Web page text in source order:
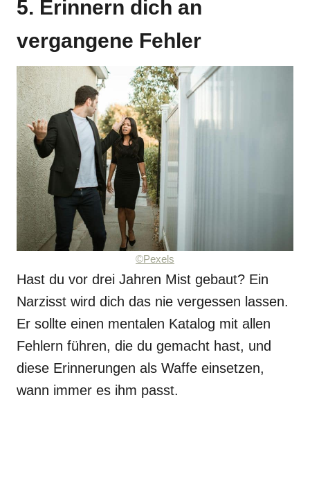
5. Erinnern dich an
vergangene Fehler
©Pexels
Hast du vor drei Jahren Mist gebaut? Ein
Narzisst wird dich das nie vergessen lassen.
Er sollte einen mentalen Katalog mit allen
Fehlern führen, die du gemacht hast, und
diese Erinnerungen als Waffe einsetzen,
wann immer es ihm passt.